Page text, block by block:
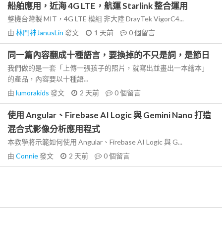
船舶應用，近海 4G LTE，航運 Starlink 整合運用
整機台灣製 MIT，4G LTE 模組 非大陸 DrayTek VigorC4...
由 林門神JanusLin 發文 1 天前 0個留言
同一篇內容翻成十種語言，要換掉的不只是詞，是節日
我們做的是一套「上傳一張孩子的照片，就寫出並畫出一本繪本」
的產品，內容要以十種語...
由 lumorakids 發文 2 天前 0個留言
使用 Angular、Firebase AI Logic 與 Gemini Nano 打造
混合式影像分析應用程式
本教學將示範如何使用 Angular、Firebase AI Logic 與 G...
由 Connie發文 2 天前 0個留言